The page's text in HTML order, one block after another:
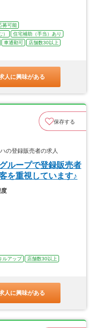
募可能
住宅補助（手当）あり
車通勤可
店舗数30以上
人に興味がある
保存する
の登録販売者の求人
ループで登録販売者
を重視しています♪
度
ルアップ
店舗数30以上
人に興味がある